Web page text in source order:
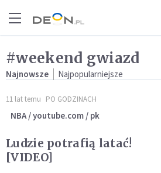
#weekend gwiazd
Najnowsze Najpopularniejsze
11 lat temu PO GODZINACH
NBA / youtube.com / pk
Ludzie potrafią latać!
[VIDEO]